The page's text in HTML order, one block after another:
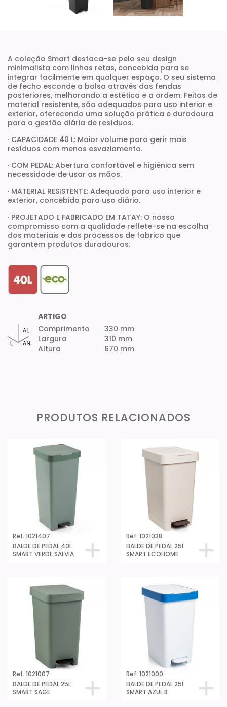
A coleção Smart destaca-se pelo seu design
minimalista com linhas retas, concebida para se
integrar facilmente em qualquer espaço. O seu sistema
de fecho esconde a bolsa através das fendas
posteriores, melhorando a estética e a ordem. Feitos de
material resistente, são adequados para uso interior e
exterior, oferecendo uma solução prática e duradoura
para a gestão diária de resíduos.
· CAPACIDADE 40 L: Maior volume para gerir mais
resíduos com menos esvaziamento.
· COM PEDAL: Abertura confortável e higiénica sem
necessidade de usar as mãos.
· MATERIAL RESISTENTE: Adequado para uso interior e
exterior, concebido para uso diário.
· PROJETADO E FABRICADO EM TATAY: O nosso
compromisso com a qualidade reflete-se na escolha
dos materiais e dos processos de fabrico que
garantem produtos duradouros.
ARTIGO
Comprimento
Largura
Altura
330 mm
310 mm
670 mm
PRODUTOS RELACIONADOS
Ref. 1021407
BALDE DE PEDAL 40L
SMART VERDE SALVIA
Ref. 1021038
BALDE DE PEDAL 25L
SMART ECOHOME
Ref. 1021007
BALDE DE PEDAL 25L
SMART SAGE
Ref. 1021000
BALDE DE PEDAL 25L
SMART AZUL R